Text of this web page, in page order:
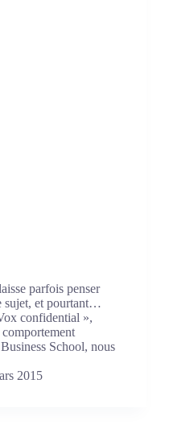
parfois penser
sujet, et pourtant…
confidential »,
School, nous
2015